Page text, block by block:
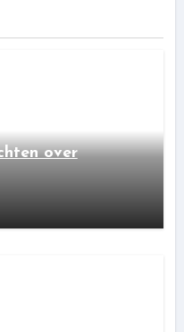
over